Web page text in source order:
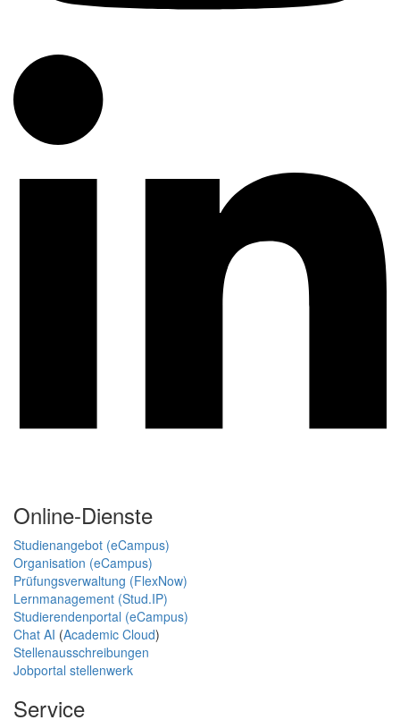
Online-Dienste
Studienangebot (eCampus)
Organisation (eCampus)
Prüfungsverwaltung (FlexNow)
Lernmanagement (Stud.IP)
Studierendenportal (eCampus)
Chat AI (Academic Cloud)
Stellenausschreibungen
Jobportal stellenwerk
Service